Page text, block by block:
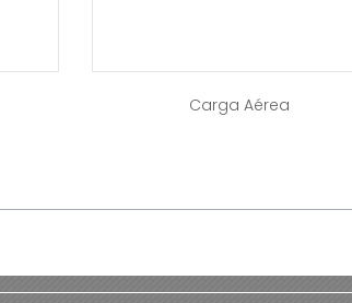
Carga Aérea